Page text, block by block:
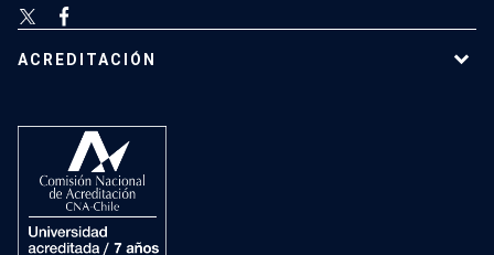
ACREDITACIÓN